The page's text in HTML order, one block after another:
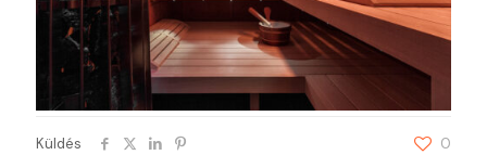
Küldés 0